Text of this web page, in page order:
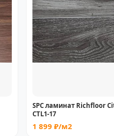
SPC ламинат Richfloor
CTL1-17
1 899 ₽/м2